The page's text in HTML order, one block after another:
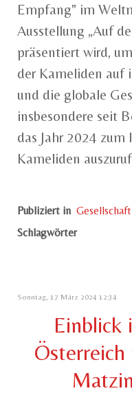
Empfang" im
Ausstellung „Auf
präsentiert wird,
der Kameliden auf
und die globale
insbesondere seit
das Jahr 2024
Kameliden
Publiziert in
Schlagwörter
Sonntag, 17 März 2024 12:34
Einblick